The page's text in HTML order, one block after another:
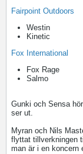
Fairpoint Outdoors
Westin
Kinetic
Fox International
Fox Rage
Salmo
Gunki och Sensa
ser ut.
Myran och Nils
flyttat tillverkningen
man är i en koncern